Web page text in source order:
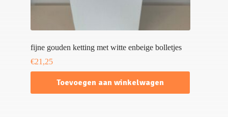
fijne gouden ketting met witte enbeige bolletjes
€21,25
Toevoegen aan winkelwagen